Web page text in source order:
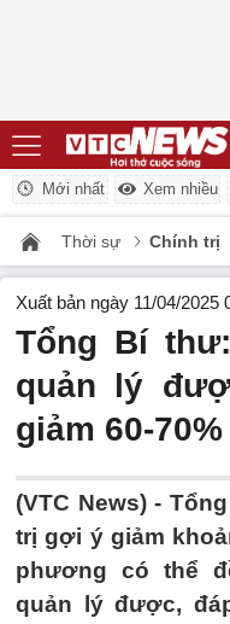
Mới nhất Xem nhiều
Thời sự Chính trị
Xuất bản ngày 11/04/2025
Tổng Bí
quản lý
giảm 60-
(VTC News) -
trị gợi ý giảm
phương có thể
quản lý được,